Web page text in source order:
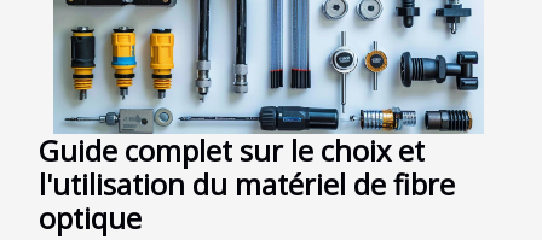
Guide complet sur le choix et
l'utilisation du matériel de fibre
optique